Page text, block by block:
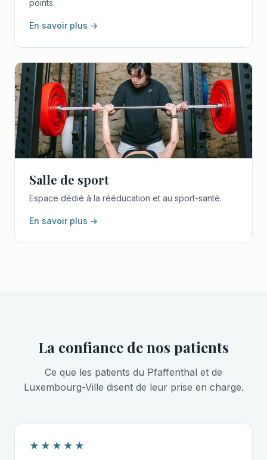
points.
En savoir plus →
Salle de sport
Espace dédié à la rééducation et au sport-santé.
En savoir plus →
La confiance de nos patients
Ce que les patients du Pfaffenthal et de
Luxembourg-Ville disent de leur prise en charge.
★★★★★